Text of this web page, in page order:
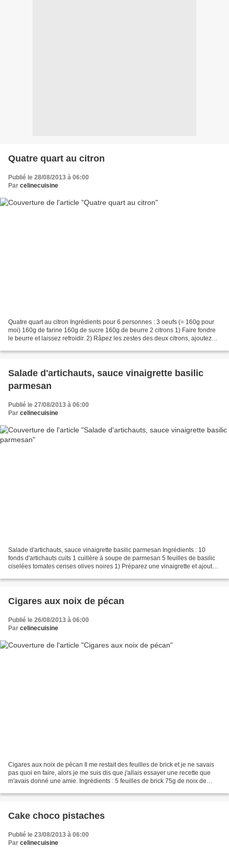
Quatre quart au citron
Publié le 28/08/2013 à 06:00
Par celinecuisine
Quatre quart au citron Ingrédients pour 6 personnes : 3 oeufs (= 160g pour
moi) 160g de farine 160g de sucre 160g de beurre 2 citrons 1) Faire fondre
le beurre et laissez refroidir. 2) Râpez les zestes des deux citrons, ajoutez
Salade d'artichauts, sauce vinaigrette basilic
parmesan
Publié le 27/08/2013 à 06:00
Par celinecuisine
Salade d'artichauts, sauce vinaigrette basilic parmesan Ingrédients : 10
fonds d'artichauts cuits 1 cuillère à soupe de parmesan 5 feuilles de basilic
ciselées tomates cerises olives noires 1) Préparez une vinaigrette et ajoutez
Cigares aux noix de pécan
Publié le 26/08/2013 à 06:00
Par celinecuisine
Cigares aux noix de pécan Il me restait des feuilles de brick et je ne savais
pas quoi en faire, alors je me suis dis que j'allais essayer une recette que
m'avais donné une amie. Ingrédients : 5 feuilles de brick 75g de noix de
Cake choco pistaches
Publié le 23/08/2013 à 06:00
Par celinecuisine